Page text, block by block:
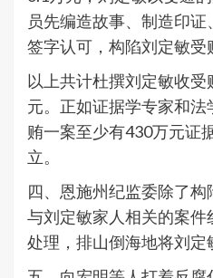
员先编造故事、制造印
签字认可，构陷刘定敏受
以上共计杜撰刘定敏收
元。正如证据学专家和
贿一案至少有430万元证
立。
四、恩施州纪监委除了
与刘定敏家人相关的案件
处理，排山倒海地将刘定